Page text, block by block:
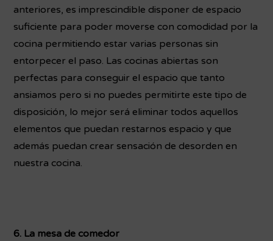
anteriores, es imprescindible disponer de espacio
suficiente para poder moverse con comodidad por la
cocina permitiendo estar varias personas sin
entorpecer el paso. Las cocinas abiertas son
perfectas para conseguir el espacio que tanto
ansiamos pero si no puedes permitirte este tipo de
disposición, lo mejor será eliminar todos aquellos
elementos que puedan restarnos espacio y que
además puedan crear sensación de desorden en
nuestra cocina.
6. La mesa de comedor